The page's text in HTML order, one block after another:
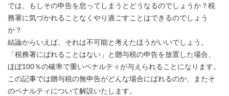
では、もしその申告を怠ってしまうとどうなるのでしょうか？税
務署に気づかれることなくやり過ごすことはできるのでしょう
か？
結論からいえば、それは不可能と考えたほうがいいでしょう。
「税務署にばれることはない」と贈与税の申告を放置した場合、
ほぼ100％の確率で重いペナルティが与えられることになります。
この記事では贈与税の無申告がどんな場合にばれるのか、またそ
のペナルティについて解説いたします。